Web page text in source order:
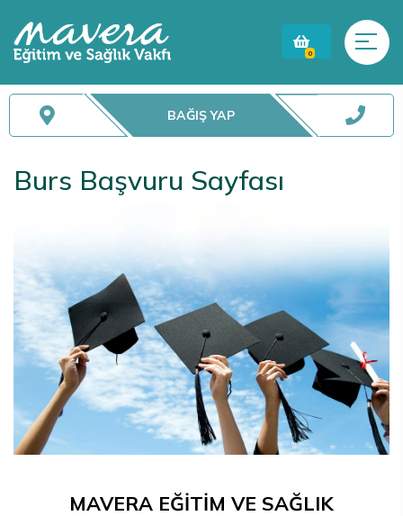
0
BAĞIŞ YAP
Burs Başvuru Sayfası
MAVERA EĞİTİM VE SAĞLIK